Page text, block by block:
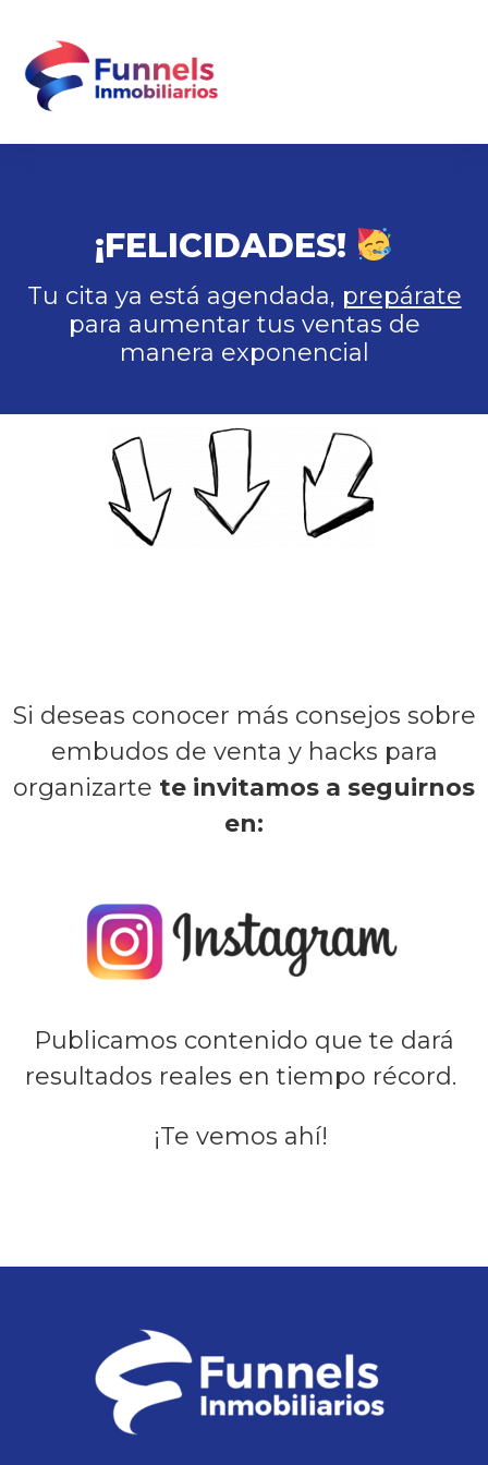
¡FELICIDADES!
Tu cita ya está agendada, prepárate
para aumentar tus ventas de
manera exponencial
Si deseas conocer más consejos sobre
embudos de venta y hacks para
organizarte te invitamos a seguirnos
en:
Publicamos contenido que te dará
resultados reales en tiempo récord.
¡Te vemos ahí!